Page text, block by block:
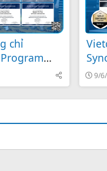
chỉ
9/